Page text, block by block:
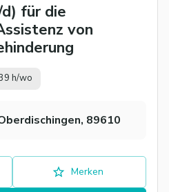
für die
von
h/wo
89610
Merken